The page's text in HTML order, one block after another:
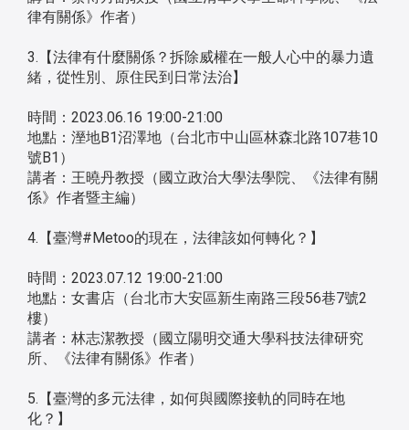
律有關係》作者）
3.【法律有什麼關係？拆除威權在一般人心中的暴力遺
緒，從性別、原住民到日常法治】
時間：2023.06.16 19:00-21:00
地點：溼地B1沼澤地（台北市中山區林森北路107巷10
號B1）
講者：王曉丹教授（國立政治大學法學院、《法律有關
係》作者暨主編）
4.【臺灣#Metoo的現在，法律該如何轉化？】
時間：2023.07.12 19:00-21:00
地點：女書店（台北市大安區新生南路三段56巷7號2
樓）
講者：林志潔教授（國立陽明交通大學科技法律研究
所、《法律有關係》作者）
5.【臺灣的多元法律，如何與國際接軌的同時在地
化？】